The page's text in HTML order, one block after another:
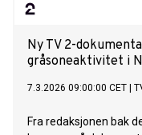
Ny TV 2-
gråsoneaktivitet i
7.3.2026 09:00:00 CET
Fra redaksjonen bak